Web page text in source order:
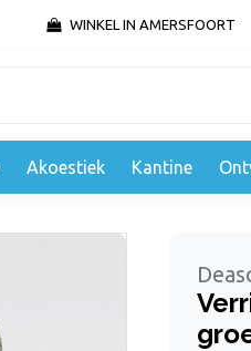
WINKEL IN AMERSFOORT
Akoestiek Kantine